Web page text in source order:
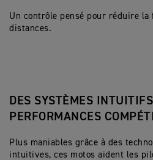
Un contrôle pensé pour réduire la
distances.
DES SYSTÈMES
PERFORMANCES
Plus maniables grâce à des
intuitives, ces motos aident les